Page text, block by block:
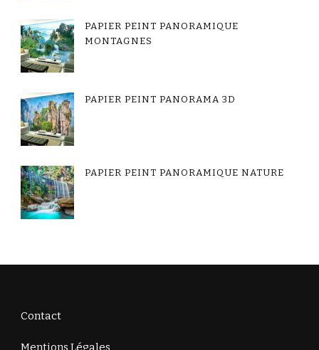
PAPIER PEINT PANORAMIQUE
MONTAGNES
PAPIER PEINT PANORAMA 3D
PAPIER PEINT PANORAMIQUE NATURE
Contact
Mentions Légales